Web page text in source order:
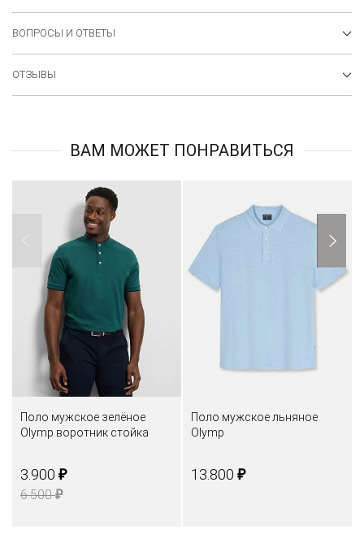
ВОПРОСЫ И ОТВЕТЫ
ОТЗЫВЫ
ВАМ МОЖЕТ ПОНРАВИТЬСЯ
Поло мужское зелёное
Olymp воротник стойка
3.900 ₽
6.500₽
Поло мужское льняное
Olymp
13.800 ₽